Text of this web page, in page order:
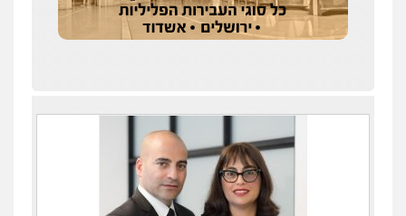
גיא זהבי משרד עורכי דין
פלילי משפחה